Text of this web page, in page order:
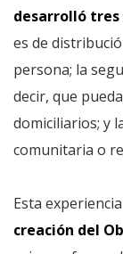
desarrolló
es de
persona; la
decir, que
domiciliarios; y
comunitaria o
Esta
creación del